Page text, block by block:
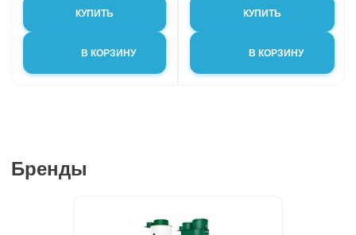
КУПИТЬ
В КОРЗИНУ
КУПИТЬ
В КОРЗИНУ
Бренды